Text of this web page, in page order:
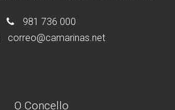
981 736 000
correo@camarinas.net
O Concello